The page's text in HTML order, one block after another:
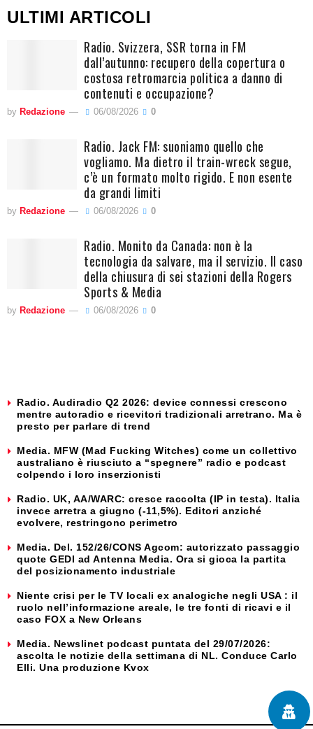
ULTIMI ARTICOLI
Radio. Svizzera, SSR torna in FM
dall’autunno: recupero della copertura o
costosa retromarcia politica a danno di
contenuti e occupazione?
by Redazione 06/08/2026 0
Radio. Jack FM: suoniamo quello che
vogliamo. Ma dietro il train-wreck segue,
c’è un formato molto rigido. E non esente
da grandi limiti
by Redazione 06/08/2026 0
Radio. Monito da Canada: non è la
tecnologia da salvare, ma il servizio. Il caso
della chiusura di sei stazioni della Rogers
Sports & Media
by Redazione 06/08/2026 0
Radio. Audiradio Q2 2026: device connessi crescono
mentre autoradio e ricevitori tradizionali arretrano. Ma è
presto per parlare di trend
Media. MFW (Mad Fucking Witches) come un collettivo
australiano è riusciuto a “spegnere” radio e podcast
colpendo i loro inserzionisti
Radio. UK, AA/WARC: cresce raccolta (IP in testa). Italia
invece arretra a giugno (-11,5%). Editori anziché
evolvere, restringono perimetro
Media. Del. 152/26/CONS Agcom: autorizzato passaggio
quote GEDI ad Antenna Media. Ora si gioca la partita
del posizionamento industriale
Niente crisi per le TV locali ex analogiche negli USA : il
ruolo nell’informazione areale, le tre fonti di ricavi e il
caso FOX a New Orleans
Media. Newslinet podcast puntata del 29/07/2026:
ascolta le notizie della settimana di NL. Conduce Carlo
Elli. Una produzione Kvox